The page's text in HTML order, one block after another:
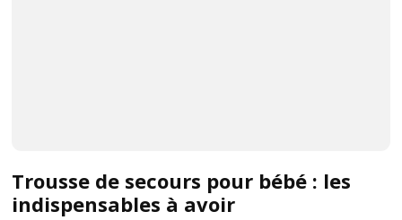
Trousse de secours pour bébé : les
indispensables à avoir